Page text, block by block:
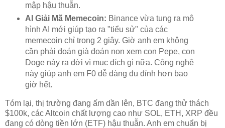
mập hậu thuẫn.
AI Giải Mã Memecoin: Binance vừa tung ra mô
hình AI mới giúp tạo ra "tiểu sử" của các
memecoin chỉ trong 2 giây. Giờ anh em không
cần phải đoán già đoán non xem con Pepe, con
Doge này ra đời vì mục đích gì nữa. Công nghệ
này giúp anh em F0 dễ dàng đu đỉnh hơn bao
giờ hết.
Tóm lại, thị trường đang ấm dần lên, BTC đang thử thách
$100k, các Altcoin chất lượng cao như SOL, ETH, XRP đều
đang có dòng tiền lớn (ETF) hậu thuẫn. Anh em chuẩn bị